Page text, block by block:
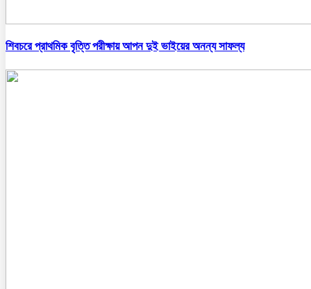
শিবচরে প্রাথমিক বৃত্তি পরীক্ষায় আপন দুই ভাইয়ের অনন্য সাফল্য